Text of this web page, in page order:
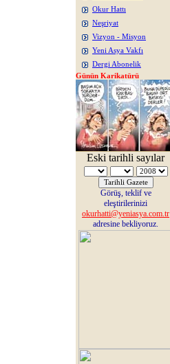
Okur Hattı
Neşriyat
Vizyon - Misyon
Yeni Asya Vakfı
Dergi Abonelik
Günün Karikatürü
Eski tarihli sayılar
Görüş, teklif ve
eleştirilerinizi
okurhatti@yeniasya.com.tr
adresine bekliyoruz.